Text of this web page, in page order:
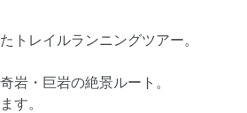
トレイルランニングツアー。
岩・巨岩の絶景ルート。
す。